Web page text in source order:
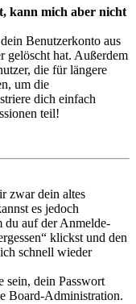
kann mich aber nicht
Benutzerkonto aus
gelöscht hat. Außerdem
die für längere
um die
dich einfach
teil!
zwar dein altes
es jedoch
du auf der Anmelde-
klickst und den
schnell wieder
sein, dein Passwort
Board-Administration.